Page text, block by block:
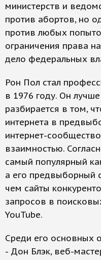
министерств и
против абортов, но
против любых
ограничения права
дело федеральных
Рон Пол стал
в 1976 году. Он
разбирается в том,
интернета в
интернет-
взаимностью.
самый популярный
а его предвыборный
чем сайты
запросов в
YouTube.
Среди его основных
- Дон Блэк, веб-